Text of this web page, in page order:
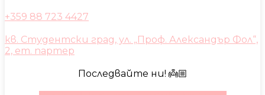
+359 88 723 4427
кв. Студентски град, ул. „Проф. Александър Фол“,
2, ет. партер
Последвайте ни! 👼🏼